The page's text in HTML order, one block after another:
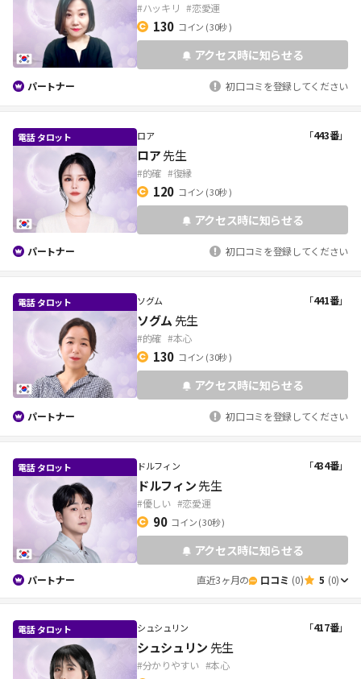
#ハッキリ #恋愛運
130 コイン ( 30秒 )
アクセス時に知らせる
パートナー 初口コミを登録してください
「443番」
ロア
ロア先生
#的確 #復縁
120 コイン ( 30秒 )
アクセス時に知らせる
パートナー 初口コミを登録してください
「441番」
ソグム
ソグム 先生
#的確 #本心
130 コイン ( 30秒 )
アクセス時に知らせる
パートナー 初口コミを登録してください
「434番」
ドルフィン
ドルフィン先生
#優しい #恋愛運
90 コイン( 30秒 )
アクセス時に知らせる
パートナー 直近3ヶ月の 口コミ (0) 5 (0)
「417番」
シュシュリン
シュシュリン 先生
#分かりやすい #本心